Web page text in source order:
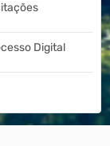
Digital